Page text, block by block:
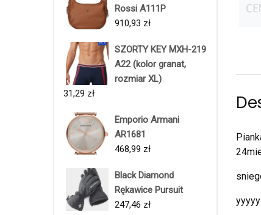
Rossi A111P
910,93 zł
SZORTY KEY MXH-219
A22 (kolor granat,
rozmiar XL)
31,29 zł
Emporio Armani
AR1681
468,99 zł
Black Diamond
Rękawice Pursuit
247,46 zł yyyyy